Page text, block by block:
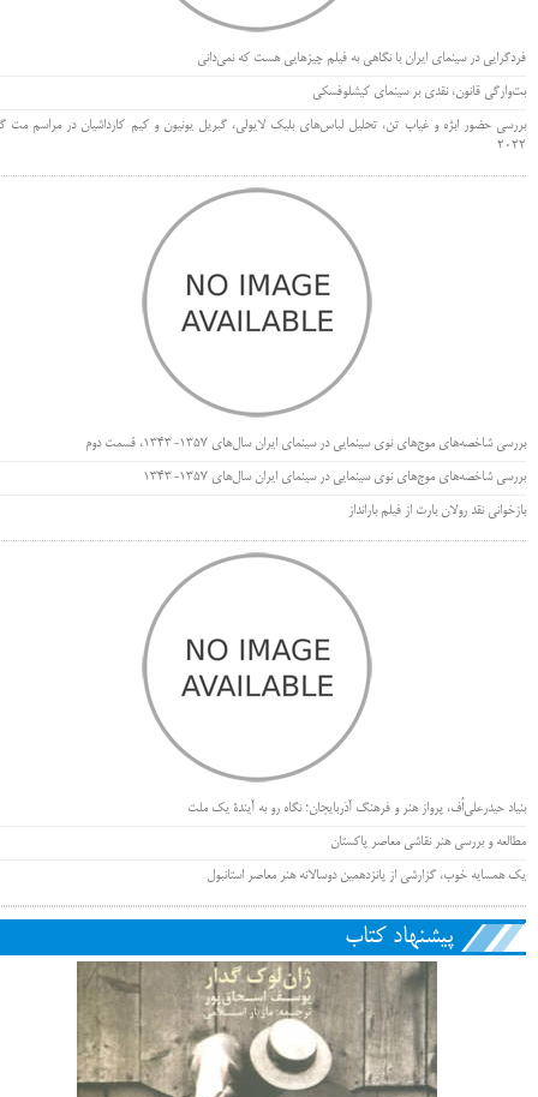
فردگرایی در سینمای ایران با نگاهی به فیلم چیزهایی هست که نمی‌دانی
بت‌وارگی قانون، نقدی بر سینمای کیشلوفسکی
بررسی حضور ابژه و غیاب تن، تحلیل لباس‌های بلیک لایولی، گبریل یونیون و کیم کارداشیان در مراسم مت
۲۰۲۲
بررسی شاخصه‌های موج‌های نوی سینمایی در سینمای ایران سال‌های 1357-1343، قسمت دوم
بررسی شاخصه‌های موج‌های نوی سینمایی در سینمای ایران سال‌های 1357-1343
بازخوانی نقد رولان بارت از فیلم بارانداز
بنیاد حیدرعلی‌اُف، پرواز هنر و فرهنگ آذربایجان؛ نگاه رو به آیندۀ یک ملت
مطالعه و بررسی هنر نقاشی معاصر پاکستان
یک همسایه خوب، گزارشی از پانزدهمین دوسالانه هنر معاصر استانبول
پیشنهاد کتاب